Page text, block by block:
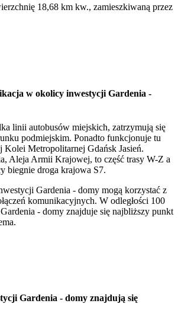
18,68 km kw., zamieszkiwaną przez
w okolicy inwestycji Gardenia -
linii autobusów miejskich, zatrzymują się
podmiejskim. Ponadto funkcjonuje tu
Kolei Metropolitarnej Gdańsk Jasień.
Aleja Armii Krajowej, to część trasy W-Z a
biegnie droga krajowa S7.
Gardenia - domy mogą korzystać z
komunikacyjnych. W odległości 100
- domy znajduje się najbliższy punkt
Gardenia - domy znajdują się